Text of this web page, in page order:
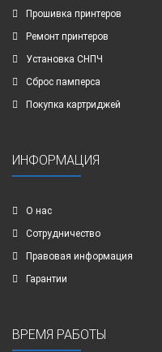
Прошивка принтеров
Ремонт принтеров
Установка СНПЧ
Сброс памперса
Покупка картриджей
ИНФОРМАЦИЯ
О нас
Сотрудничество
Правовая информация
Гарантии
ВРЕМЯ РАБОТЫ